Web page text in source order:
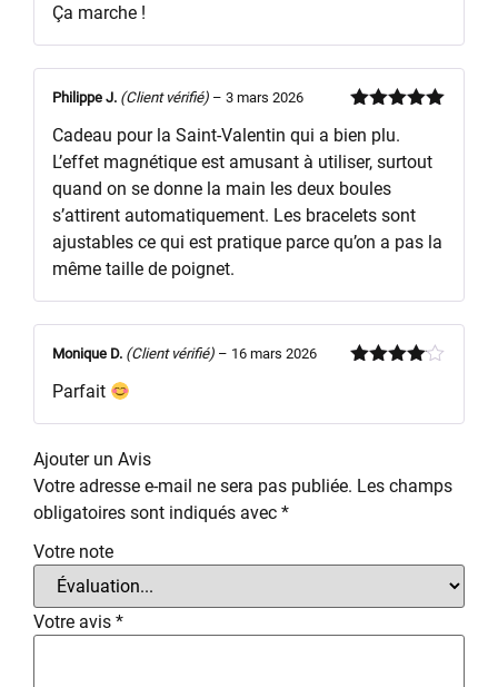
Ça marche !
5
Philippe J. (Client vérifié) – 3 mars 2026
Cadeau pour la Saint-Valentin qui a bien plu.
L’effet magnétique est amusant à utiliser, surtout
quand on se donne la main les deux boules
s’attirent automatiquement. Les bracelets sont
ajustables ce qui est pratique parce qu’on a pas la
même taille de poignet.
Monique D. (Client vérifié) – 16 mars 2026
Parfait
Ajouter un Avis
Votre adresse e-mail ne sera pas publiée. Les champs
obligatoires sont indiqués avec *
Votre note
Votre avis *